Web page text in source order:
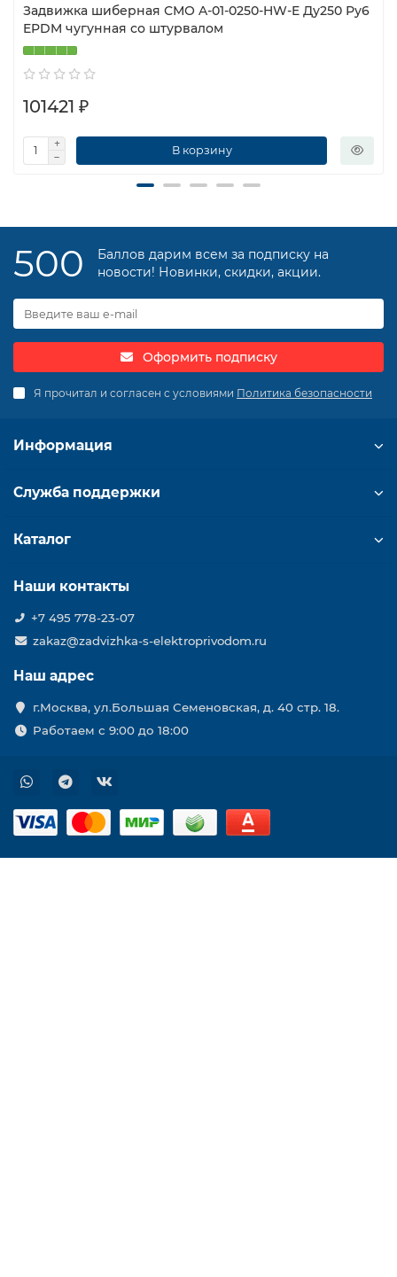
Задвижка шиберная СМО A-01-0250-HW-E Ду250 Ру6
EPDM чугунная со штурвалом
101421 ₽
В корзину
500
Баллов дарим всем за подписку на
новости! Новинки, скидки, акции.
Оформить подписку
Я прочитал и согласен с условиями Политика безопасности
Информация
Служба поддержки
Каталог
Наши контакты
+7 495 778-23-07
zakaz@zadvizhka-s-elektroprivodom.ru
Наш адрес
г.Москва, ул.Большая Семеновская, д. 40 стр. 18.
Работаем с 9:00 до 18:00